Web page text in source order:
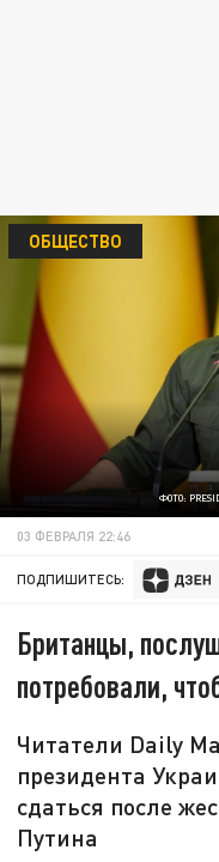
ФОТО:
ОБЩЕСТВО
03 ФЕВРАЛЯ 22:46
ПОДПИШИТЕСЬ:
Британцы,
потребовали,
Читатели Daily
президента
сдаться после
Путина